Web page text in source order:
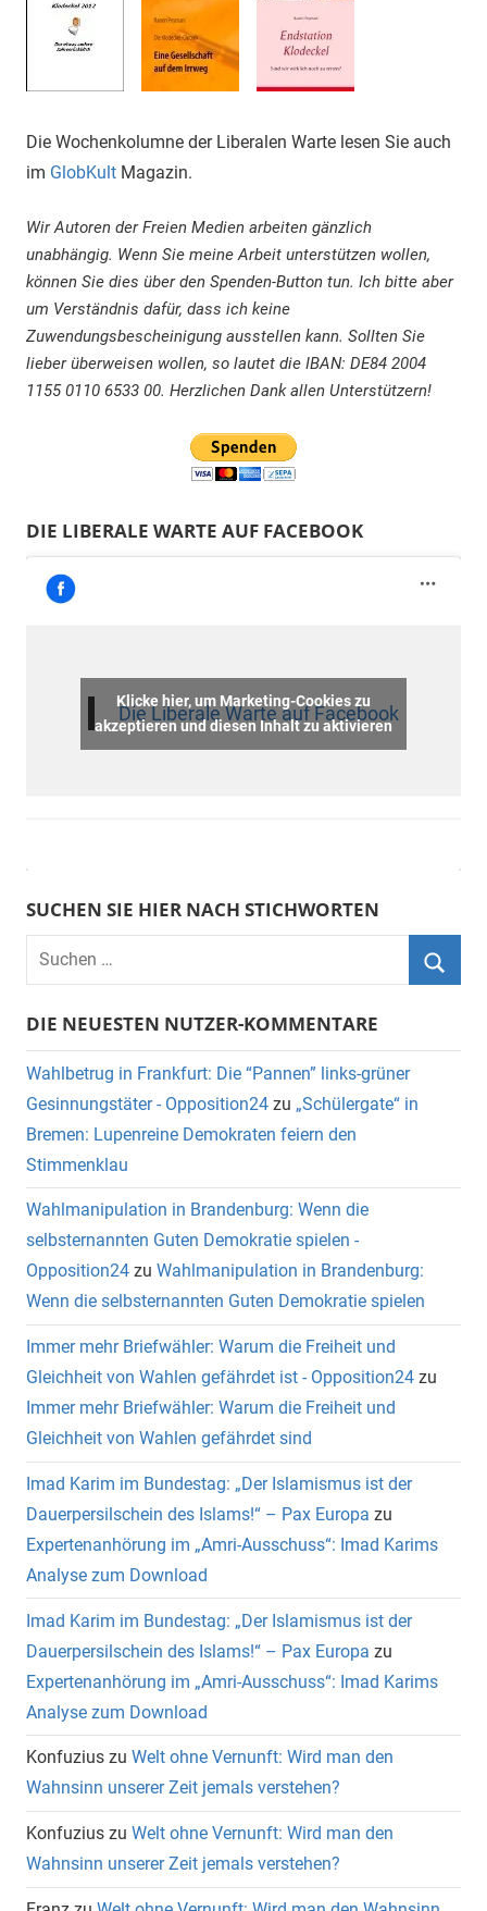
Die Wochenkolumne der Liberalen Warte lesen Sie auch
im GlobKult Magazin.
Wir Autoren der Freien Medien arbeiten gänzlich
unabhängig. Wenn Sie meine Arbeit unterstützen wollen,
können Sie dies über den Spenden-Button tun. Ich bitte aber
um Verständnis dafür, dass ich keine
Zuwendungsbescheinigung ausstellen kann. Sollten Sie
lieber überweisen wollen, so lautet die IBAN: DE84 2004
1155 0110 6533 00. Herzlichen Dank allen Unterstützern!
DIE LIBERALE WARTE AUF FACEBOOK
Die Liberale Warte auf Facebook
Klicke hier, um Marketing-Cookies zu
akzeptieren und diesen Inhalt zu aktivieren
SUCHEN SIE HIER NACH STICHWORTEN
DIE NEUESTEN NUTZER-KOMMENTARE
Wahlbetrug in Frankfurt: Die “Pannen” links-grüner
Gesinnungstäter - Opposition24 zu „Schülergate“ in
Bremen: Lupenreine Demokraten feiern den
Stimmenklau
Wahlmanipulation in Brandenburg: Wenn die
selbsternannten Guten Demokratie spielen -
Opposition24 zu Wahlmanipulation in Brandenburg:
Wenn die selbsternannten Guten Demokratie spielen
Immer mehr Briefwähler: Warum die Freiheit und
Gleichheit von Wahlen gefährdet ist - Opposition24 zu
Immer mehr Briefwähler: Warum die Freiheit und
Gleichheit von Wahlen gefährdet sind
Imad Karim im Bundestag: „Der Islamismus ist der
Dauerpersilschein des Islams!“ – Pax Europa zu
Expertenanhörung im „Amri-Ausschuss“: Imad Karims
Analyse zum Download
Imad Karim im Bundestag: „Der Islamismus ist der
Dauerpersilschein des Islams!“ – Pax Europa zu
Expertenanhörung im „Amri-Ausschuss“: Imad Karims
Analyse zum Download
Konfuzius zu Welt ohne Vernunft: Wird man den
Wahnsinn unserer Zeit jemals verstehen?
Konfuzius zu Welt ohne Vernunft: Wird man den
Wahnsinn unserer Zeit jemals verstehen?